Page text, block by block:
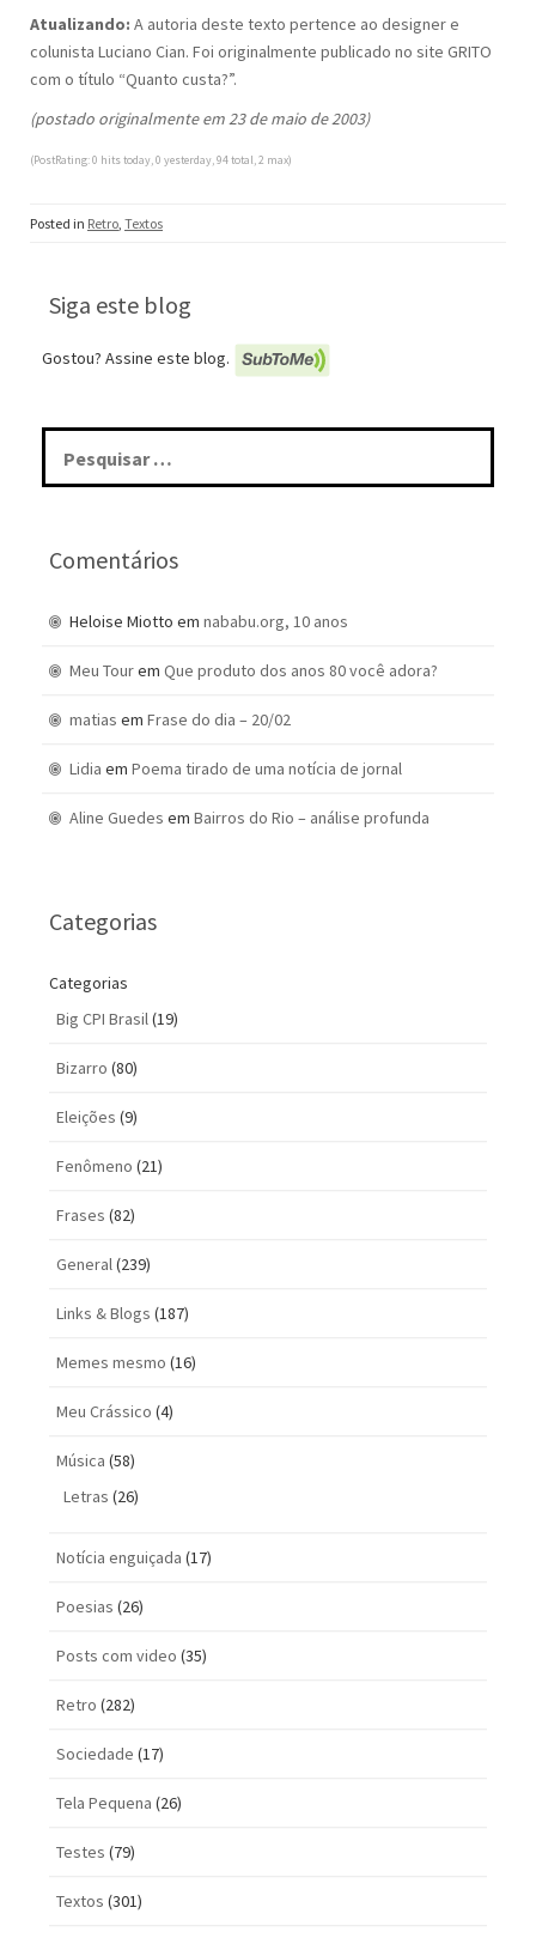
Atualizando: A autoria deste texto pertence ao designer e
colunista Luciano Cian. Foi originalmente publicado no site GRITO
com o título “Quanto custa?”.
(postado originalmente em 23 de maio de 2003)
(PostRating: 0 hits today, 0 yesterday, 94 total, 2 max)
Posted in Retro, Textos
Siga este blog
Gostou? Assine este blog.
Pesquisar
por:
Comentários
Heloise Miotto em nababu.org, 10 anos
Meu Tourem Que produto dos anos 80 você adora?
matias em Frase do dia – 20/02
Lidia em Poema tirado de uma notícia de jornal
Aline Guedes em Bairros do Rio – análise profunda
Categorias
Categorias
Big CPI Brasil(19)
Bizarro (80)
Eleições (9)
Fenômeno (21)
Frases (82)
General(239)
Links & Blogs (187)
Memes mesmo (16)
Meu Crássico (4)
Música (58)
Letras (26)
Notícia enguiçada (17)
Poesias (26)
Posts com vi­deo (35)
Retro (282)
Sociedade (17)
Tela Pequena (26)
Testes (79)
Textos (301)